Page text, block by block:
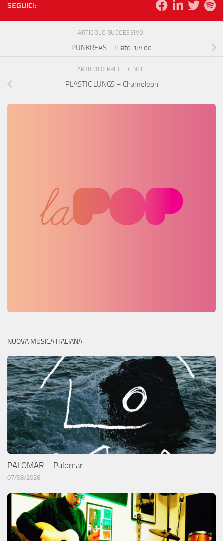
SEGUICI:
ARTICOLO SUCCESSIVO
PUNKREAS – Il lato ruvido
ARTICOLO PRECEDENTE
PLASTIC LUNGS – Chameleon
NUOVA MUSICA ITALIANA
PALOMAR – Palomar
07/08/2026